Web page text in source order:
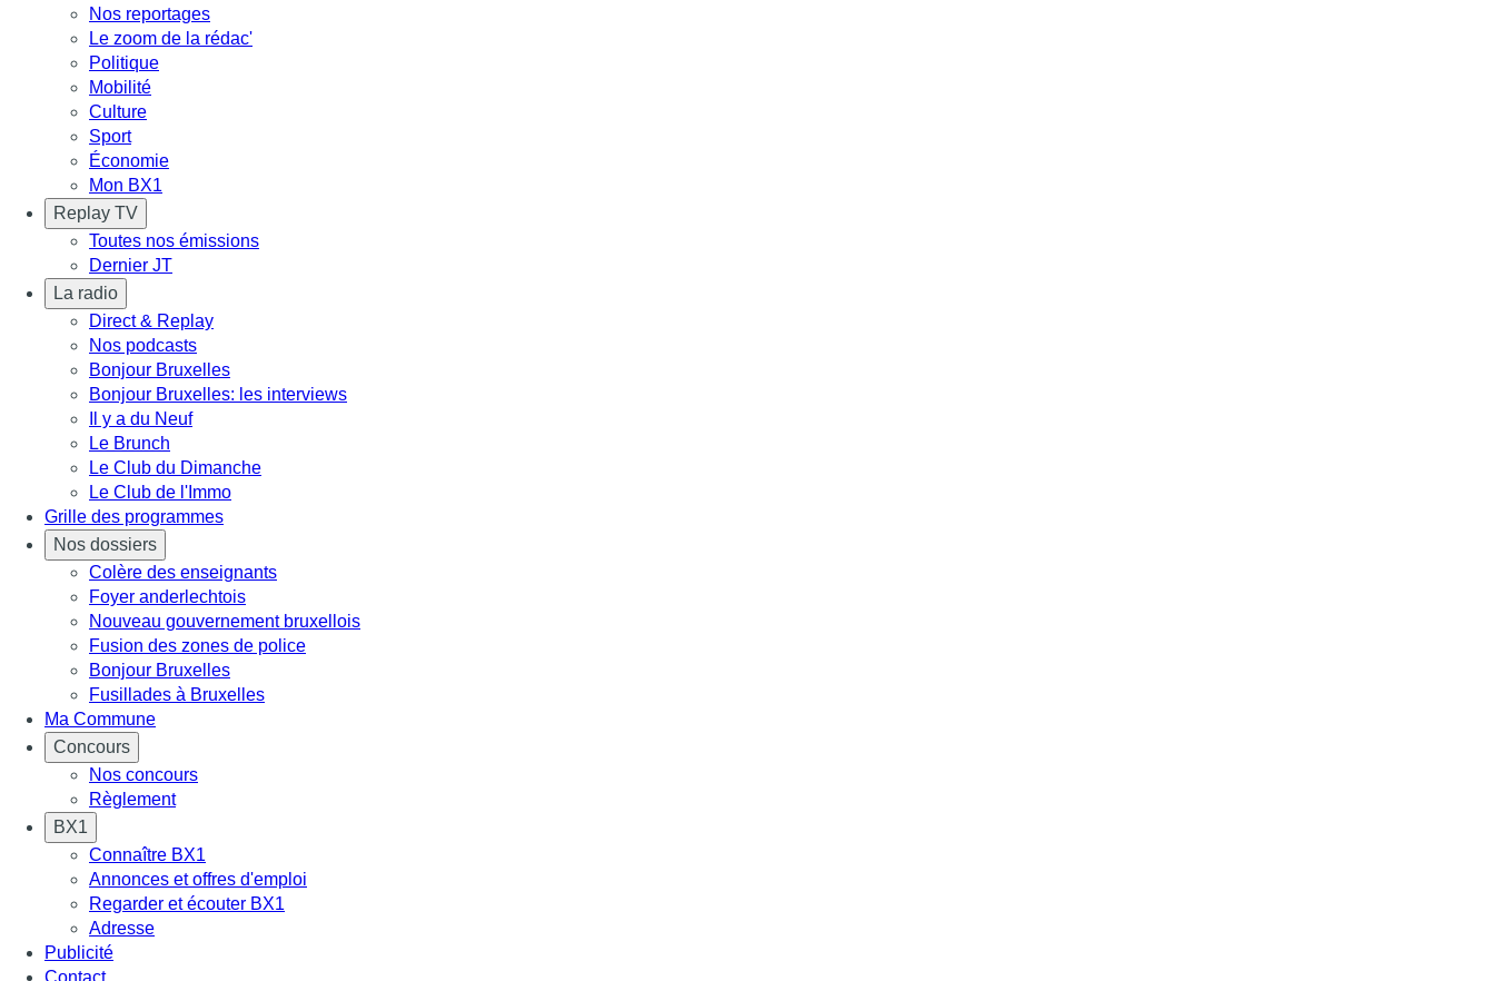
Nos reportages
Le zoom de la rédac'
Politique
Mobilité
Culture
Sport
Économie
Mon BX1
Replay TV
Toutes nos émissions
Dernier JT
La radio
Direct & Replay
Nos podcasts
Bonjour Bruxelles
Bonjour Bruxelles: les interviews
Il y a du Neuf
Le Brunch
Le Club du Dimanche
Le Club de l'Immo
Grille des programmes
Nos dossiers
Colère des enseignants
Foyer anderlechtois
Nouveau gouvernement bruxellois
Fusion des zones de police
Bonjour Bruxelles
Fusillades à Bruxelles
Ma Commune
Concours
Nos concours
Règlement
BX1
Connaître BX1
Annonces et offres d'emploi
Regarder et écouter BX1
Adresse
Publicité
Contact